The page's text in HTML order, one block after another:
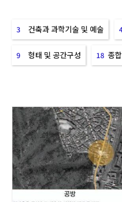
3 건축과 과학기술 및 예술
9 형태 및 공간구성 18 종